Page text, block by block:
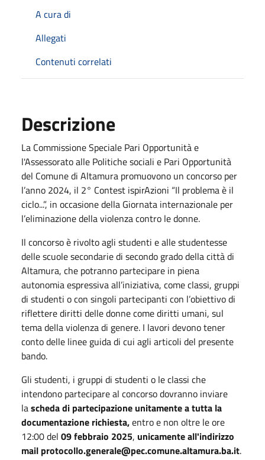
A cura di
Allegati
Contenuti correlati
Descrizione
La Commissione Speciale Pari Opportunità e
l'Assessorato alle Politiche sociali e Pari Opportunità
del Comune di Altamura promuovono un concorso per
l’anno 2024, il 2° Contest ispirAzioni “Il problema è il
ciclo...”, in occasione della Giornata internazionale per
l’eliminazione della violenza contro le donne.
Il concorso è rivolto agli studenti e alle studentesse
delle scuole secondarie di secondo grado della città di
Altamura, che potranno partecipare in piena
autonomia espressiva all’iniziativa, come classi, gruppi
di studenti o con singoli partecipanti con l’obiettivo di
riflettere diritti delle donne come diritti umani, sul
tema della violenza di genere. I lavori devono tener
conto delle linee guida di cui agli articoli del presente
bando.
Gli studenti, i gruppi di studenti o le classi che
intendono partecipare al concorso dovranno inviare
lascheda di partecipazione unitamente a tutta la
documentazione richiesta,entro e non oltre le ore
12:00 del 09febbraio 2025, unicamente all'indirizzo
mail protocollo.generale@pec.comune.altamura.ba.it.